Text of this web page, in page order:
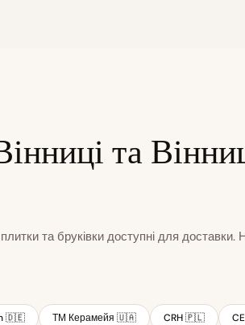
та
та бруківки доступні для доставки.
🇩🇪 ТМ Керамейя 🇺🇦 CRH 🇵🇱